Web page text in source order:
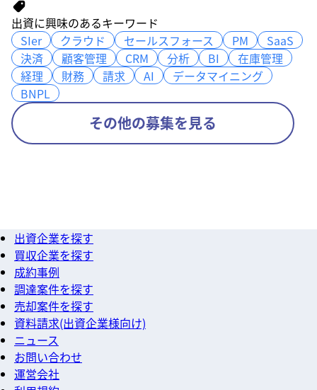
出資に興味のあるキーワード
SIer
クラウド セールスフォース PM
SaaS
決済
顧客管理 CRM 分析 BI
在庫管理
経理
財務 請求 AI
データマイニング
BNPL
SIer クラウド セールスフォース PM
SaaS
決済
顧客管理 CRM 分析 BI
在庫管理
経理
財務 請求 AI
データマイニング
BNPL
その他の募集を見る
出資企業を探す
買収企業を探す
成約事例
調達案件を探す
売却案件を探す
資料請求(出資企業様向け)
ニュース
お問い合わせ
運営会社